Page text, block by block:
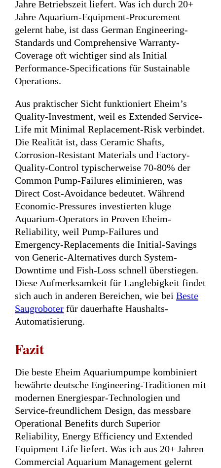
Jahre Betriebszeit liefert. Was ich durch 20+
Jahre Aquarium-Equipment-Procurement
gelernt habe, ist dass German Engineering-
Standards und Comprehensive Warranty-
Coverage oft wichtiger sind als Initial
Performance-Specifications für Sustainable
Operations.
Aus praktischer Sicht funktioniert Eheim’s
Quality-Investment, weil es Extended Service-
Life mit Minimal Replacement-Risk verbindet.
Die Realität ist, dass Ceramic Shafts,
Corrosion-Resistant Materials und Factory-
Quality-Control typischerweise 70-80% der
Common Pump-Failures eliminieren, was
Direct Cost-Avoidance bedeutet. Während
Economic-Pressures investierten kluge
Aquarium-Operators in Proven Eheim-
Reliability, weil Pump-Failures und
Emergency-Replacements die Initial-Savings
von Generic-Alternatives durch System-
Downtime und Fish-Loss schnell überstiegen.
Diese Aufmerksamkeit für Langlebigkeit findet
sich auch in anderen Bereichen, wie bei Beste
Saugroboter für dauerhafte Haushalts-
Automatisierung.
Fazit
Die beste Eheim Aquariumpumpe kombiniert
bewährte deutsche Engineering-Traditionen mit
modernen Energiespar-Technologien und
Service-freundlichem Design, das messbare
Operational Benefits durch Superior
Reliability, Energy Efficiency und Extended
Equipment Life liefert. Was ich aus 20+ Jahren
Commercial Aquarium Management gelernt